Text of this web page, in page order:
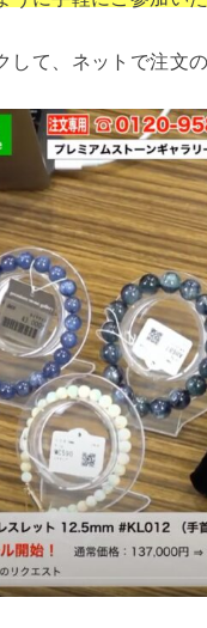
て、ネットで注文